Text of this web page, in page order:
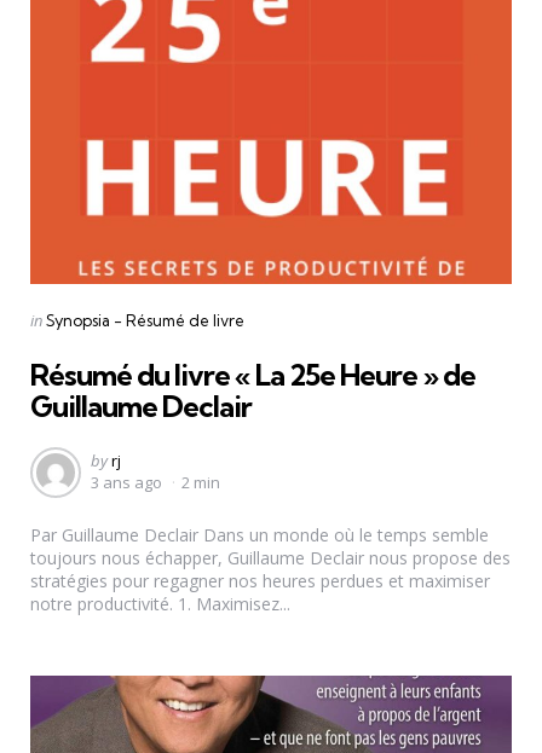
Categories
Posted
inSynopsia - Résumé de livre
Résumé du livre « La 25e Heure » de
Guillaume Declair
Posted
by
byrj
3 ans ago
2 min
Par Guillaume Declair Dans un monde où le temps semble
toujours nous échapper, Guillaume Declair nous propose des
stratégies pour regagner nos heures perdues et maximiser
notre productivité. 1. Maximisez...